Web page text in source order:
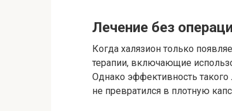
Лечение без
Когда халязион только
терапии, включающие
Однако эффективность
не превратился в плотную